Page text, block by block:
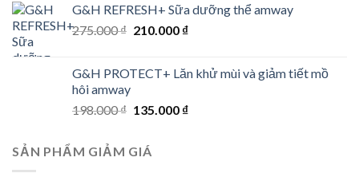
156.000 ₫.105.000 ₫.
G&H REFRESH+ Sữa dưỡng thể amway
275.000₫ Original
275.000 ₫.
210.000 ₫Current
210.000 ₫.
G&H PROTECT+ Lăn khử mùi và giảm tiết mồ
hôi amway
198.000₫ Original
was:
198.000 ₫.
135.000 ₫Current
SẢN PHẨM GIẢM GIÁ